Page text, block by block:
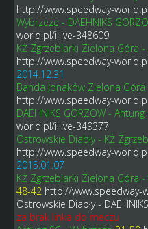
http://www.speedway-
Wybrzeze - DAEHNIKS
world.pl/i,live-348609
KŻ Zgrzeblarki Zielona Góra -
http://www.speedway-
2014.12.31
Banda Jonaków Zielona Góra
http://www.speedway-
DAEHNIKS GORZOW - Ahtung
world.pl/i,live-349377
Ostrowskie Diabły - KŻ
http://www.speedway-
2015.01.07
KŻ Zgrzeblarki Zielona Góra
48-42 http://www.speedway-
Ostrowskie Diabły -
za brak linka do meczu